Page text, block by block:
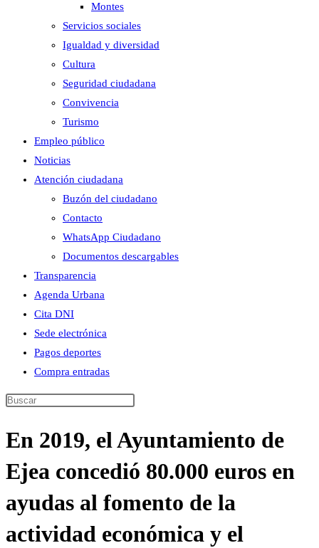
Montes
Servicios sociales
Igualdad y diversidad
Cultura
Seguridad ciudadana
Convivencia
Turismo
Empleo público
Noticias
Atención ciudadana
Buzón del ciudadano
Contacto
WhatsApp Ciudadano
Documentos descargables
Transparencia
Agenda Urbana
Cita DNI
Sede electrónica
Pagos deportes
Compra entradas
Buscar
esta
En 2019, el Ayuntamiento de
Ejea concedió 80.000 euros en
ayudas al fomento de la
actividad económica y el